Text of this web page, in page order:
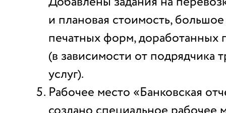
и плановая стоимость,
печатных форм, доработанных
(в зависимости от подрядчика
услуг).
Рабочее место «Банковская